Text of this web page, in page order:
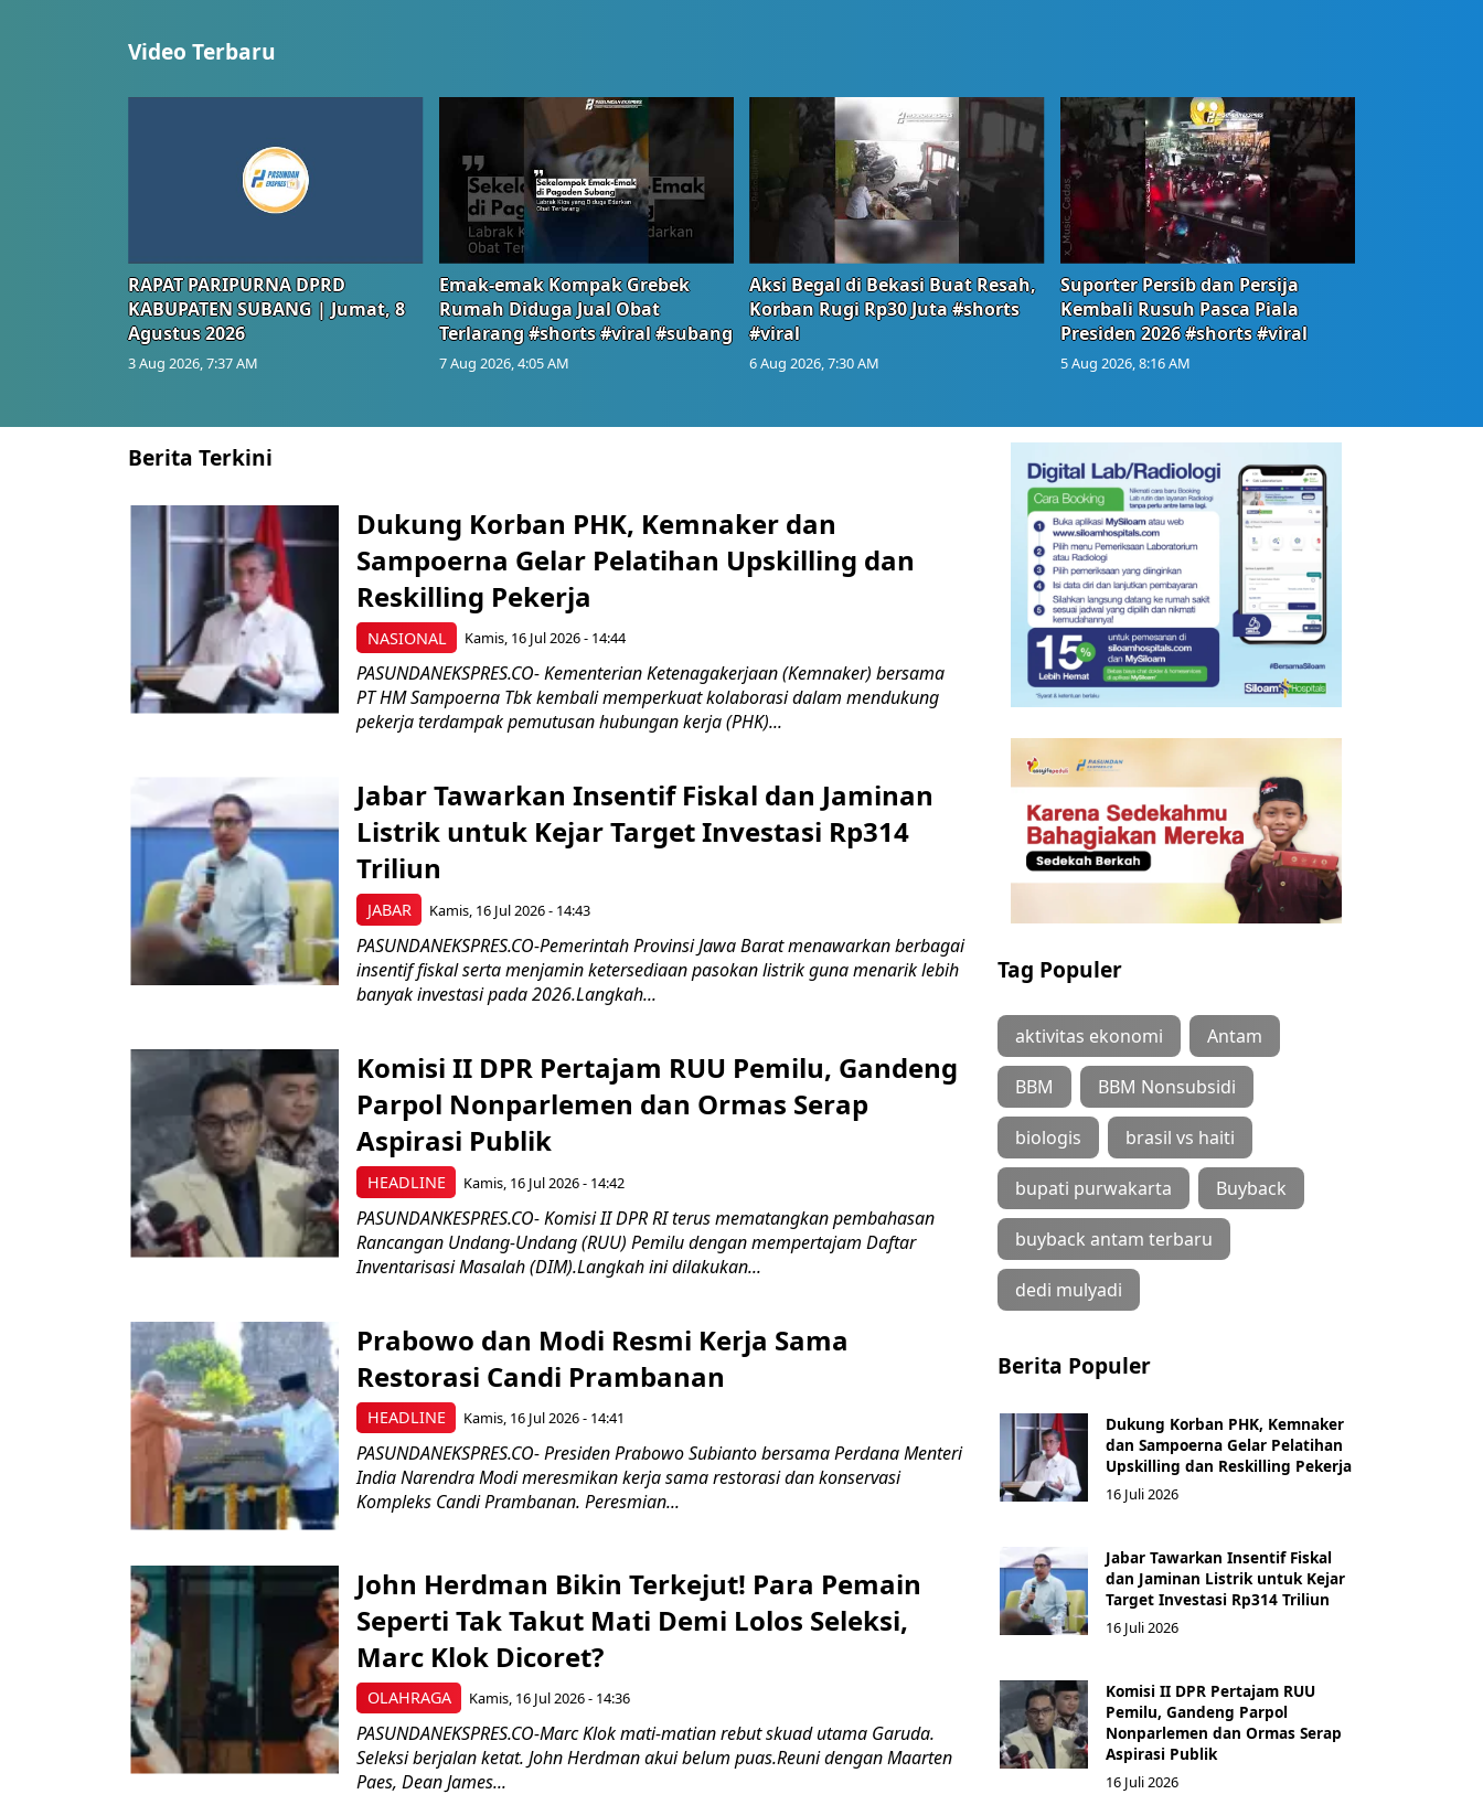
Video Terbaru
RAPAT PARIPURNA DPRD
KABUPATEN SUBANG | Jumat, 8
Agustus 2026
3 Aug 2026, 7:37 AM
Emak-emak Kompak Grebek
Rumah Diduga Jual Obat
Terlarang #shorts #viral #subang
7 Aug 2026, 4:05 AM
Aksi Begal di Bekasi Buat Resah,
Korban Rugi Rp30 Juta #shorts
#viral
6 Aug 2026, 7:30 AM
Suporter Persib dan Persija
Kembali Rusuh Pasca Piala
Presiden 2026 #shorts #viral
5 Aug 2026, 8:16 AM
Berita Terkini
NASIONAL
Dukung Korban PHK, Kemnaker dan
Sampoerna Gelar Pelatihan Upskilling dan
Reskilling Pekerja
Kamis, 16 Jul 2026 - 14:44
PASUNDANEKSPRES.CO- Kementerian Ketenagakerjaan (Kemnaker) bersama
PT HM Sampoerna Tbk kembali memperkuat kolaborasi dalam mendukung
pekerja terdampak pemutusan hubungan kerja (PHK)...
JABAR
Jabar Tawarkan Insentif Fiskal dan Jaminan
Listrik untuk Kejar Target Investasi Rp314
Triliun
Kamis, 16 Jul 2026 - 14:43
PASUNDANEKSPRES.CO-Pemerintah Provinsi Jawa Barat menawarkan berbagai
insentif fiskal serta menjamin ketersediaan pasokan listrik guna menarik lebih
banyak investasi pada 2026.Langkah...
HEADLINE
Komisi II DPR Pertajam RUU Pemilu, Gandeng
Parpol Nonparlemen dan Ormas Serap
Aspirasi Publik
Kamis, 16 Jul 2026 - 14:42
PASUNDANKESPRES.CO- Komisi II DPR RI terus mematangkan pembahasan
Rancangan Undang-Undang (RUU) Pemilu dengan mempertajam Daftar
Inventarisasi Masalah (DIM).Langkah ini dilakukan...
HEADLINE
Prabowo dan Modi Resmi Kerja Sama
Restorasi Candi Prambanan
Kamis, 16 Jul 2026 - 14:41
PASUNDANEKSPRES.CO- Presiden Prabowo Subianto bersama Perdana Menteri
India Narendra Modi meresmikan kerja sama restorasi dan konservasi
Kompleks Candi Prambanan. Peresmian...
OLAHRAGA
John Herdman Bikin Terkejut! Para Pemain
Seperti Tak Takut Mati Demi Lolos Seleksi,
Marc Klok Dicoret?
Kamis, 16 Jul 2026 - 14:36
PASUNDANEKSPRES.CO-Marc Klok mati-matian rebut skuad utama Garuda.
Seleksi berjalan ketat. John Herdman akui belum puas.Reuni dengan Maarten
Paes, Dean James...
Tag Populer
aktivitas ekonomi Antam
BBM BBM Nonsubsidi
biologis brasil vs haiti
bupati purwakarta Buyback
buyback antam terbaru
dedi mulyadi
Berita Populer
Dukung Korban PHK, Kemnaker
dan Sampoerna Gelar Pelatihan
Upskilling dan Reskilling Pekerja
16 Juli 2026
Jabar Tawarkan Insentif Fiskal
dan Jaminan Listrik untuk Kejar
Target Investasi Rp314 Triliun
16 Juli 2026
Komisi II DPR Pertajam RUU
Pemilu, Gandeng Parpol
Nonparlemen dan Ormas Serap
Aspirasi Publik
16 Juli 2026